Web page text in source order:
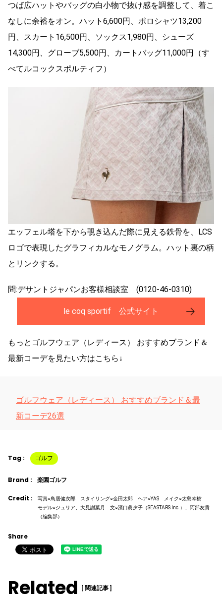
つば広ハットやバッグの白小物で抜け感を調整して、着こ
なしに余裕をオン。ハット6,600円、ポロシャツ13,200
円、スカート16,500円、ソックス1,980円、シューズ
14,300円、グローブ5,500円、カートバッグ11,000円（す
べてルコックスポルティフ）
エッフェル塔を下から覗き込んだ際に見える鉄骨を、LCS
ロゴで表現したグラフィカルなモノグラム。ハット裏の柄
とリンクする。
問:デサントジャパンお客様相談室 (0120-46-0310)
le coq sportif 公式サイト
もっとゴルフウェア（レディース） おすすめブランド＆
最新コーデを見たい方はこちら↓
ゴルフウェア（レディース） おすすめブランド＆最
新コーデ26選
Tag : ゴルフ
Brand : 楽園ゴルフ
Credit :
写真○鳥居健次郎 スタイリング○金田太郎 ヘア○YAS メイク○太島幸樹
モデル○ジュリア、大見謝葉月 文○濱口眞夕子（SEASTARS Inc.）、阿部友貴
（編集部）
Share
Related [ 関連記事 ]